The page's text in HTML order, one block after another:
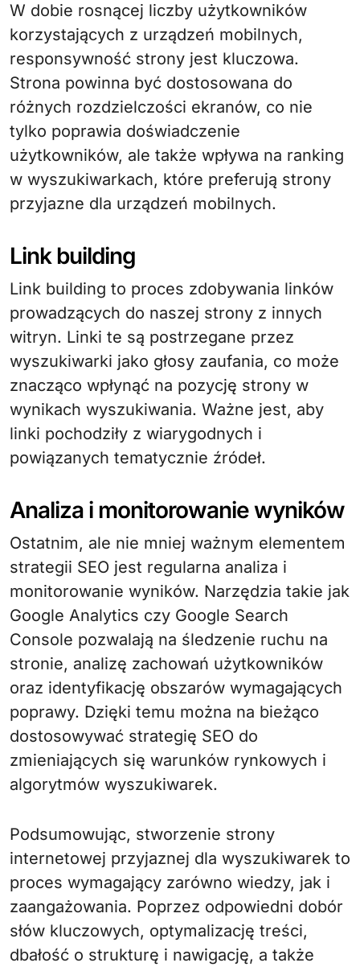
W dobie rosnącej liczby użytkowników
korzystających z urządzeń mobilnych,
responsywność strony jest kluczowa.
Strona powinna być dostosowana do
różnych rozdzielczości ekranów, co nie
tylko poprawia doświadczenie
użytkowników, ale także wpływa na ranking
w wyszukiwarkach, które preferują strony
przyjazne dla urządzeń mobilnych.
Link building
Link building to proces zdobywania linków
prowadzących do naszej strony z innych
witryn. Linki te są postrzegane przez
wyszukiwarki jako głosy zaufania, co może
znacząco wpłynąć na pozycję strony w
wynikach wyszukiwania. Ważne jest, aby
linki pochodziły z wiarygodnych i
powiązanych tematycznie źródeł.
Analiza i monitorowanie wyników
Ostatnim, ale nie mniej ważnym elementem
strategii SEO jest regularna analiza i
monitorowanie wyników. Narzędzia takie jak
Google Analytics czy Google Search
Console pozwalają na śledzenie ruchu na
stronie, analizę zachowań użytkowników
oraz identyfikację obszarów wymagających
poprawy. Dzięki temu można na bieżąco
dostosowywać strategię SEO do
zmieniających się warunków rynkowych i
algorytmów wyszukiwarek.
Podsumowując, stworzenie strony
internetowej przyjaznej dla wyszukiwarek to
proces wymagający zarówno wiedzy, jak i
zaangażowania. Poprzez odpowiedni dobór
słów kluczowych, optymalizację treści,
dbałość o strukturę i nawigację, a także